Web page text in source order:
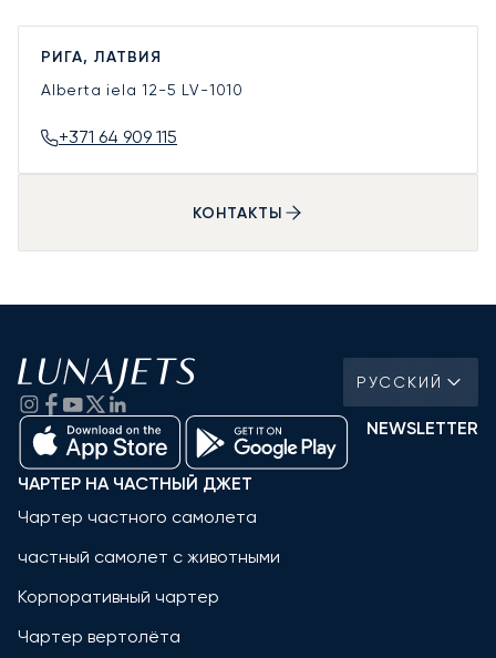
РИГА, ЛАТВИЯ
Alberta iela 12-5 LV-1010
+371 64 909 115
КОНТАКТЫ
РУССКИЙ
NEWSLETTER
ЧАРТЕР НА ЧАСТНЫЙ ДЖЕТ
Чартер частного самолета
частный самолет с животными
Корпоративный чартер
Чартер вертолёта